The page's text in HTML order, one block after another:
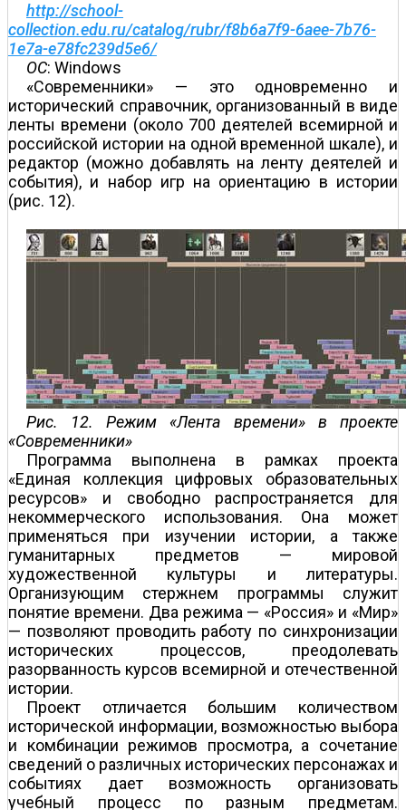
http://school-
collection.edu.ru/catalog/rubr/f8b6a7f9-6aee-7b76-
1e7a-e78fc239d5e6/
ОС: Windows
«Современники» — это одновременно и
исторический справочник, организованный в виде
ленты времени (около 700 деятелей всемирной и
российской истории на одной временной шкале), и
редактор (можно добавлять на ленту деятелей и
события), и набор игр на ориентацию в истории
(рис. 12).
Рис. 12. Режим «Лента времени» в проекте
«Современники»
Программа выполнена в рамках проекта
«Единая коллекция цифровых образовательных
ресурсов» и свободно распространяется для
некоммерческого использования. Она может
применяться при изучении истории, а также
гуманитарных предметов — мировой
художественной культуры и литературы.
Организующим стержнем программы служит
понятие времени. Два режима — «Россия» и «Мир»
— позволяют проводить работу по синхронизации
исторических процессов, преодолевать
разорванность курсов всемирной и отечественной
истории.
Проект отличается большим количеством
исторической информации, возможностью выбора
и комбинации режимов просмотра, а сочетание
сведений о различных исторических персонажах и
событиях дает возможность организовать
учебный процесс по разным предметам.